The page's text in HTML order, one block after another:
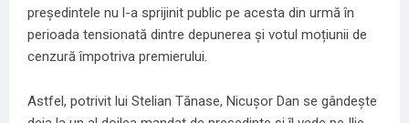
președintele nu l-a sprijinit public pe acesta din urmă în
perioada tensionată dintre depunerea și votul moțiunii de
cenzură împotriva premierului.
Astfel, potrivit lui Stelian Tănase, Nicuşor Dan se gândeşte